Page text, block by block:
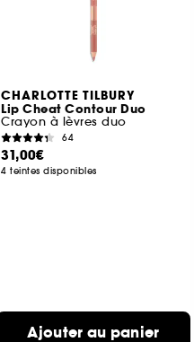
CHARLOTTE TILBURY
Lip Cheat Contour Duo
Crayon à lèvres duo
64
31,00€
4 teintes disponibles
Ajouter au panier